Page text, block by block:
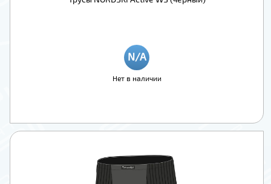
Нет в наличии